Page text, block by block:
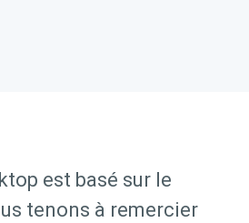
est basé sur le
tenons à remercier